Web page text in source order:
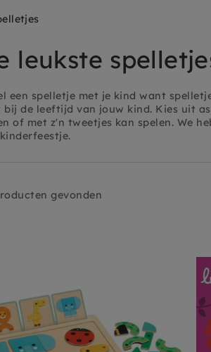
leukste
een spelletje met je kind want
bij de leeftijd van jouw kind. Kies uit
of met z'n tweetjes kan spelen. We
gevonden